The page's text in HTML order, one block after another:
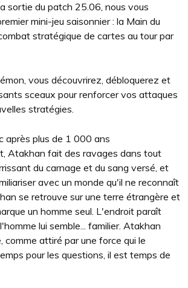
sortie du patch 25.06, nous vous
mini-jeu saisonnier : la Main du
stratégique de cartes au tour par
vous découvrirez, débloquerez et
sceaux pour renforcer vos attaques
stratégies.
après plus de 1 000 ans
Atakhan fait des ravages dans tout
du carnage et du sang versé, et
avec un monde qu'il ne reconnaît
se retrouve sur une terre étrangère et
un homme seul. L'endroit paraît
lui semble... familier. Atakhan
comme attiré par une force qui le
pour les questions, il est temps de